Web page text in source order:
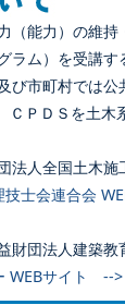
（能力）の維
ム）を受講
市町村では
ＰＤＳを土木
人全国土木施
技士会連合会
団法人建築教
WEBサイト --